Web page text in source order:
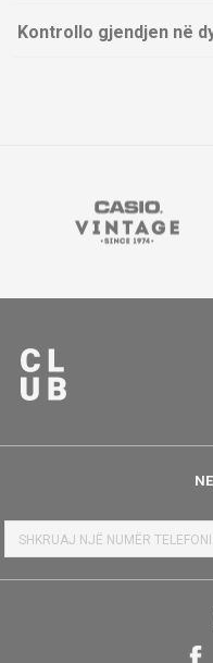
Kontrollo gjendjen në